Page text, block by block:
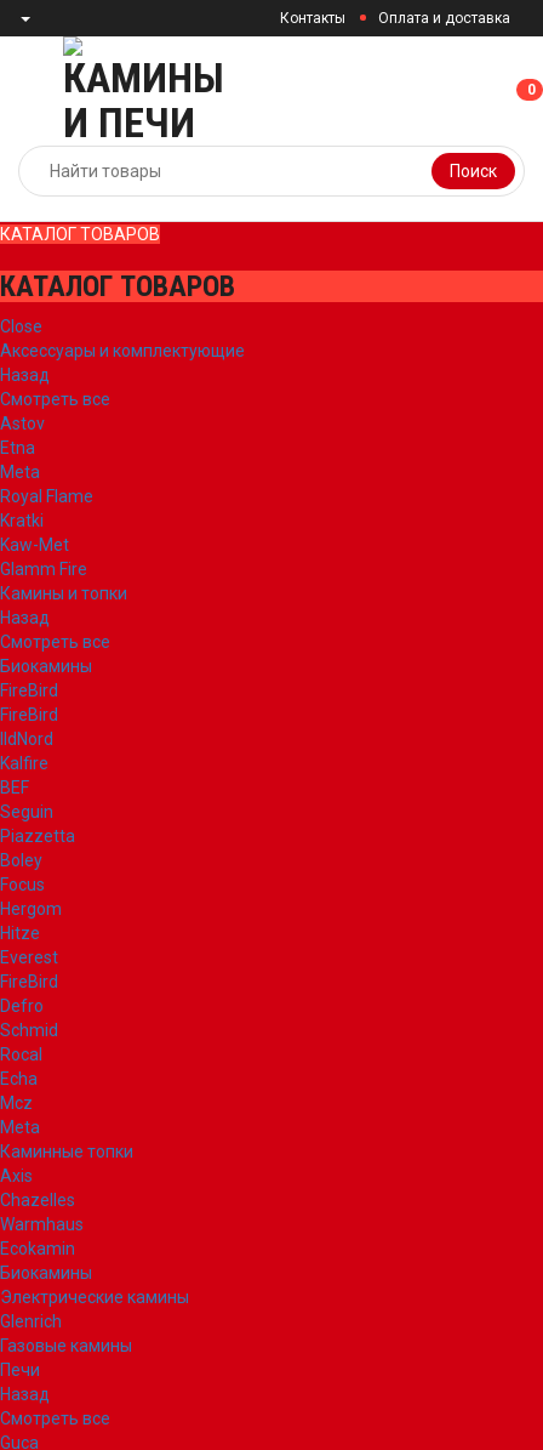
Контакты Оплата и доставка
Поиск
00
КАТАЛОГ ТОВАРОВ
КАТАЛОГ ТОВАРОВ
Close
Аксессуары и комплектующие
Назад
Смотреть все
Astov
Etna
Meta
Royal Flame
Kratki
Kaw-Met
Glamm Fire
Камины и топки
Назад
Смотреть все
Биокамины
FireBird
FireBird
IldNord
Kalfire
BEF
Seguin
Piazzetta
Boley
Focus
Hergom
Hitze
Everest
FireBird
Defro
Schmid
Rocal
Echa
Mcz
Meta
Каминные топки
Axis
Chazelles
Warmhaus
Ecokamin
Биокамины
Электрические камины
Glenrich
Газовые камины
Печи
Назад
Смотреть все
Guca